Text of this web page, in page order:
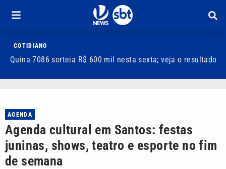
COTIDIANO
Quina 7086 sorteia R$ 600 mil nesta sexta; veja o resultado
AGENDA
Agenda cultural em Santos: festas
juninas, shows, teatro e esporte no fim
de semana